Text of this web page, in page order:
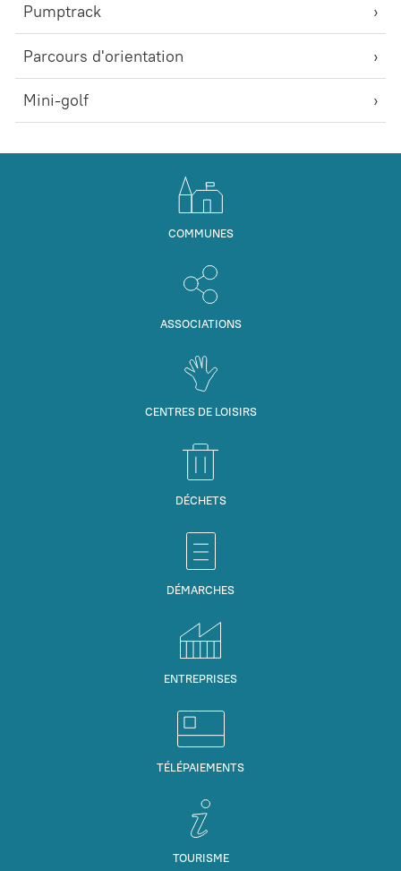
Pumptrack
Parcours d'orientation
Mini-golf
COMMUNES
ASSOCIATIONS
CENTRES DE LOISIRS
DÉCHETS
DÉMARCHES
ENTREPRISES
TÉLÉPAIEMENTS
TOURISME